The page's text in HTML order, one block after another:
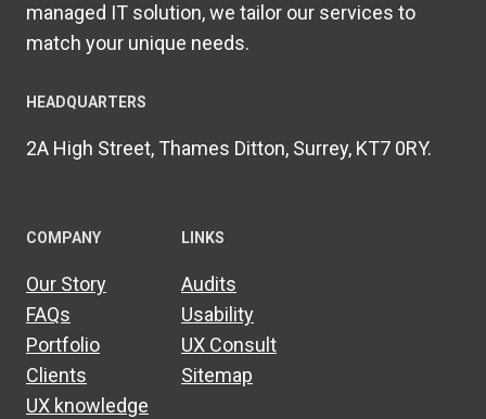
managed IT solution, we tailor our services to
match your unique needs.
HEADQUARTERS​
2A High Street, Thames Ditton, Surrey, KT7 0RY.
COMPANY
Our Story
FAQs
Portfolio
Clients
UX knowledge
LINKS
Audits
Usability
UX Consult
Sitemap